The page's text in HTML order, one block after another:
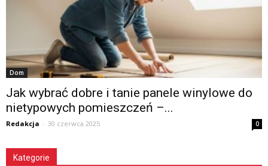
Dom
Jak wybrać dobre i tanie panele winylowe do
nietypowych pomieszczeń –...
Redakcja - 30 czerwca 2025 0
Kategorie